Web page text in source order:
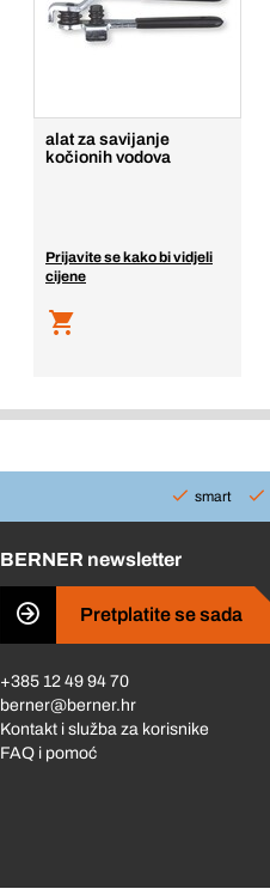
alat za savijanje
kočionih vodova
Prijavite se kako bi vidjeli
cijene
smart
BERNER newsletter
Pretplatite se sada
+385 12 49 94 70
berner@berner.hr
Kontakt i služba za korisnike
FAQ i pomoć